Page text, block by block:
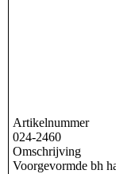
024-2460
Voorgevormde bh